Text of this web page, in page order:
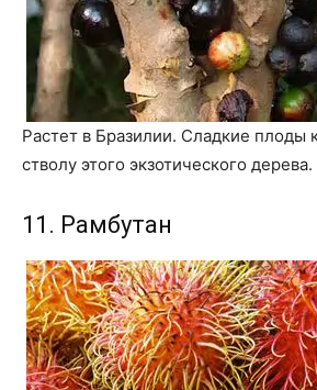
Растет в Бразилии. Сладкие плоды
стволу этого экзотического дерева.
11. Рамбутан